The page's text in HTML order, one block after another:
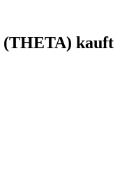
(THETA) kauft